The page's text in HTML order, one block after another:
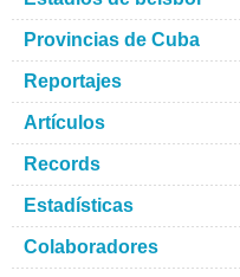
Provincias de Cuba
Reportajes
Artículos
Records
Estadísticas
Colaboradores